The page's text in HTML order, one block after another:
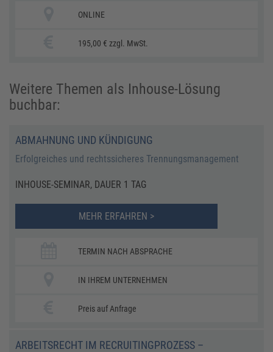
ONLINE
195,00 € zzgl. MwSt.
Weitere Themen als Inhouse-Lösung
buchbar:
ABMAHNUNG UND KÜNDIGUNG
Erfolgreiches und rechtssicheres Trennungsmanagement
INHOUSE-SEMINAR, DAUER 1 TAG
MEHR ERFAHREN >
TERMIN NACH ABSPRACHE
IN IHREM UNTERNEHMEN
Preis auf Anfrage
ARBEITSRECHT IM RECRUITINGPROZESS –